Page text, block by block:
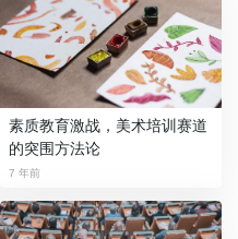
素质教育激战，美术培训赛道
的突围方法论
7 年前